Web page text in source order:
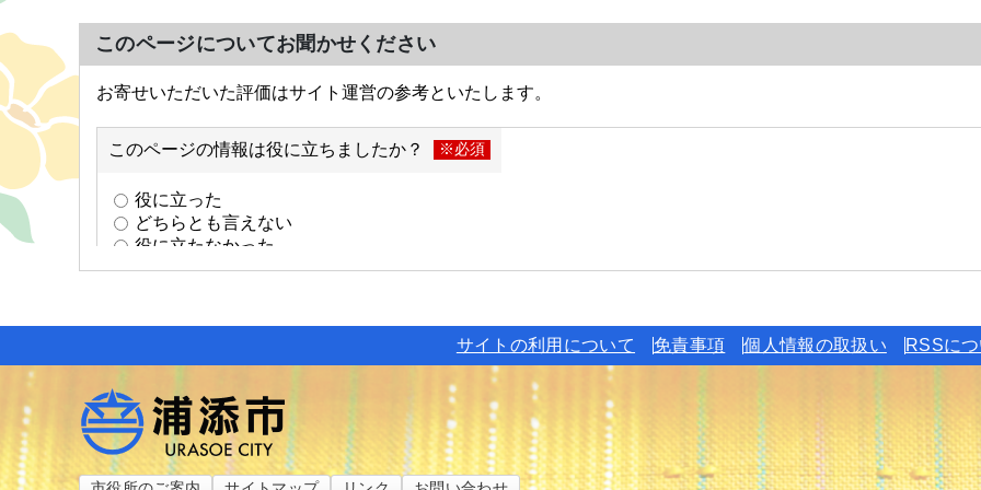
このページについてお聞かせください
サイトの利用について 免責事項 個人情報の取扱い RSSに